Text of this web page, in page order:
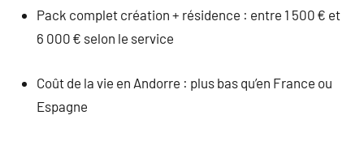
Pack complet création + résidence : entre 1 500 € et
6 000 € selon le service
Coût de la vie en Andorre : plus bas qu’en France ou
Espagne